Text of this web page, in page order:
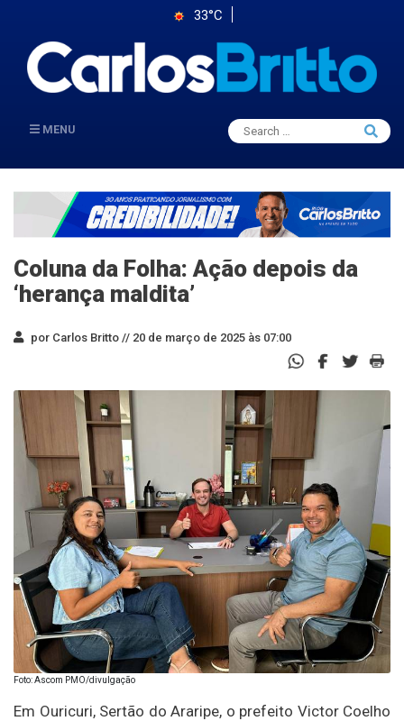
33°C
MENU
Search
for:
Search
Coluna da Folha: Ação depois da
‘herança maldita’
por Carlos Britto // 20 de março de 2025 às 07:00
Foto: Ascom PMO/divulgação
Em Ouricuri, Sertão do Araripe, o prefeito Victor Coelho